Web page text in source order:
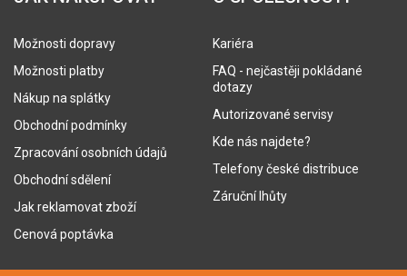
Možnosti dopravy
Možnosti platby
Nákup na splátky
Obchodní podmínky
Zpracování osobních údajů
Obchodní sdělení
Jak reklamovat zboží
Cenová poptávka
Kariéra
FAQ - nejčastěji pokládané
dotazy
Autorizované servisy
Kde nás najdete?
Telefony české distribuce
Záruční lhůty